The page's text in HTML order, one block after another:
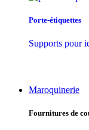
Porte-étiquettes
Supports pour
Maroquinerie
Fournitures de